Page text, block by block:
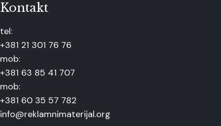
Kontakt
tel:
+381 21 301 76 76
mob:
+381 63 85 41 707
mob:
+381 60 35 57 782
info@reklamnimaterijal.org